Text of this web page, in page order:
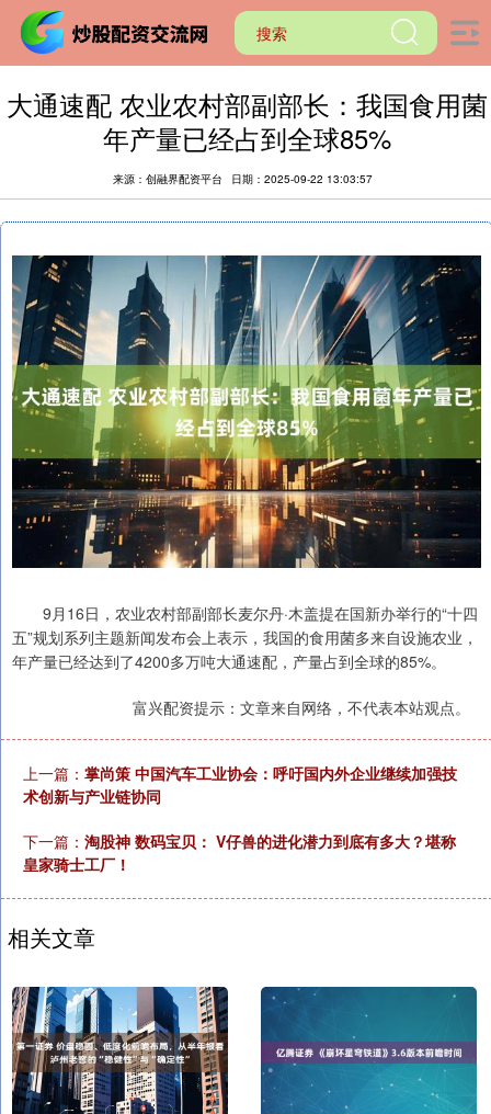
大通速配 农业农村部副部长：我国食用菌
年产量已经占到全球85%
来源：创融界配资平台 日期：2025-09-22 13:03:57
9月16日，农业农村部副部长麦尔丹·木盖提在国新办举行的“十四
五”规划系列主题新闻发布会上表示，我国的食用菌多来自设施农业，
年产量已经达到了4200多万吨大通速配，产量占到全球的85%。
富兴配资提示：文章来自网络，不代表本站观点。
上一篇： 掌尚策 中国汽车工业协会：呼吁国内外企业继续加强技
术创新与产业链协同
下一篇： 淘股神 数码宝贝： V仔兽的进化潜力到底有多大？堪称
皇家骑士工厂！
相关文章